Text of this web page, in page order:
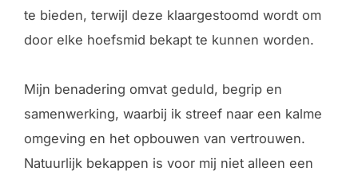
te bieden, terwijl deze klaargestoomd wordt om
door elke hoefsmid bekapt te kunnen worden.
Mijn benadering omvat geduld, begrip en
samenwerking, waarbij ik streef naar een kalme
omgeving en het opbouwen van vertrouwen.
Natuurlijk bekappen is voor mij niet alleen een